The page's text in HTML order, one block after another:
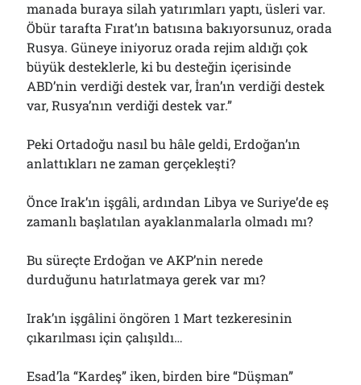
manada buraya silah yatırımları yaptı, üsleri var.
Öbür tarafta Fırat’ın batısına bakıyorsunuz, orada
Rusya. Güneye iniyoruz orada rejim aldığı çok
büyük desteklerle, ki bu desteğin içerisinde
ABD’nin verdiği destek var, İran’ın verdiği destek
var, Rusya’nın verdiği destek var.”
Peki Ortadoğu nasıl bu hâle geldi, Erdoğan’ın
anlattıkları ne zaman gerçekleşti?
Önce Irak’ın işgâli, ardından Libya ve Suriye’de eş
zamanlı başlatılan ayaklanmalarla olmadı mı?
Bu süreçte Erdoğan ve AKP’nin nerede
durduğunu hatırlatmaya gerek var mı?
Irak’ın işgâlini öngören 1 Mart tezkeresinin
çıkarılması için çalışıldı…
Esad’la “Kardeş” iken, birden bire “Düşman”